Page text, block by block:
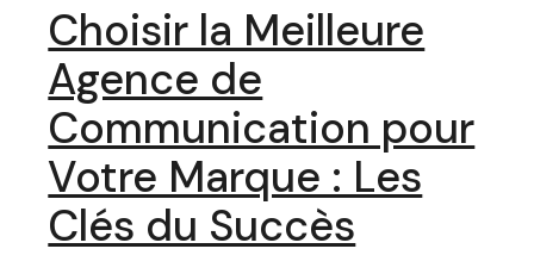
Choisir la Meilleure
Agence de
Communication pour
Votre Marque : Les
Clés du Succès